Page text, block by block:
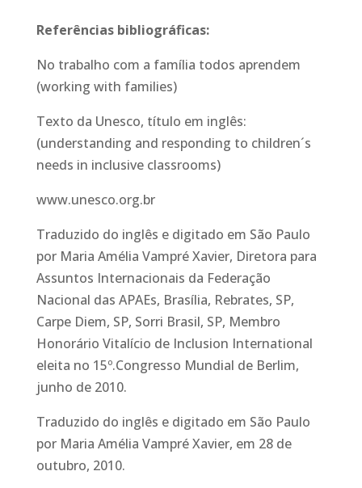
Referências bibliográficas:
No trabalho com a família todos aprendem
(working with families)
Texto da Unesco, título em inglês:
(understanding and responding to children´s
needs in inclusive classrooms)
www.unesco.org.br
Traduzido do inglês e digitado em São Paulo
por Maria Amélia Vampré Xavier, Diretora para
Assuntos Internacionais da Federação
Nacional das APAEs, Brasília, Rebrates, SP,
Carpe Diem, SP, Sorri Brasil, SP, Membro
Honorário Vitalício de Inclusion International
eleita no 15º.Congresso Mundial de Berlim,
junho de 2010.
Traduzido do inglês e digitado em São Paulo
por Maria Amélia Vampré Xavier, em 28 de
outubro, 2010.